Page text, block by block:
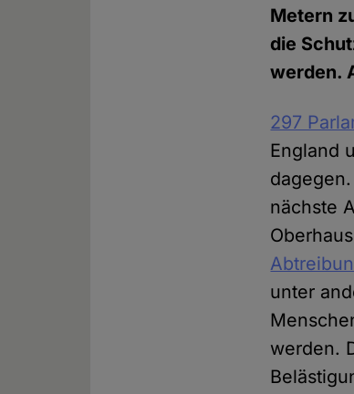
Metern
die
werden.
297
England
nächste
unter
werden.